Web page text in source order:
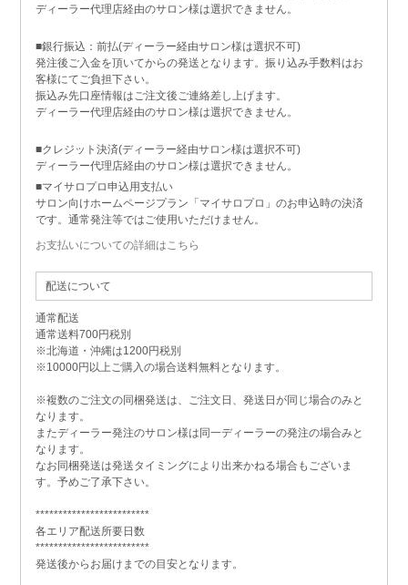
ディーラー代理店経由のサロン様は選択できません。
■銀行振込：前払(ディーラー経由サロン様は選択不可)
発注後ご入金を頂いてからの発送となります。振り込み手数料はお
客様にてご負担下さい。
振込み先口座情報はご注文後ご連絡差し上げます。
ディーラー代理店経由のサロン様は選択できません。
■クレジット決済(ディーラー経由サロン様は選択不可)
ディーラー代理店経由のサロン様は選択できません。
■マイサロプロ申込用支払い
サロン向けホームページプラン「マイサロプロ」のお申込時の決済
です。通常発注等ではご使用いただけません。
お支払いについての詳細はこちら
配送について
通常配送
通常送料700円税別
※北海道・沖縄は1200円税別
※10000円以上ご購入の場合送料無料となります。
※複数のご注文の同梱発送は、ご注文日、発送日が同じ場合のみと
なります。
またディーラー発注のサロン様は同一ディーラーの発注の場合みと
なります。
なお同梱発送は発送タイミングにより出来かねる場合もございま
す。予めご了承下さい。
*************************
各エリア配送所要日数
*************************
発送後からお届けまでの目安となります。